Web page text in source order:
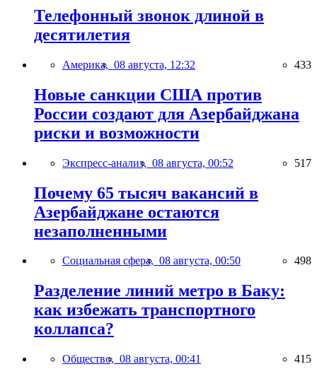
Телефонный звонок длиной в
десятилетия
Америка, 08 августа, 12:32 433
Новые санкции США против
России создают для Азербайджана
риски и возможности
Экспресс-анализ, 08 августа, 00:52 517
Почему 65 тысяч вакансий в
Азербайджане остаются
незаполненными
Социальная сфера, 08 августа, 00:50 498
Разделение линий метро в Баку:
как избежать транспортного
коллапса?
Общество, 08 августа, 00:41 415